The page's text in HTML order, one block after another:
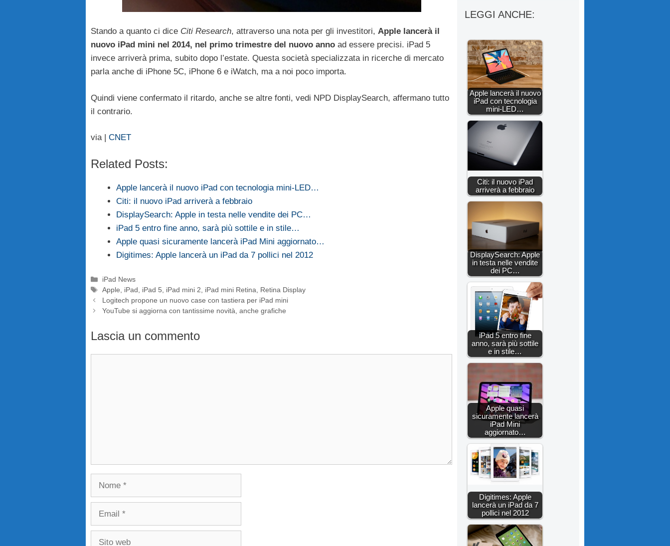
Stando a quanto ci dice Citi Research, attraverso una nota per gli investitori, Apple lancerà il
nuovo iPad mini nel 2014, nel primo trimestre del nuovo anno ad essere precisi. iPad 5
invece arriverà prima, subito dopo l’estate. Questa società specializzata in ricerche di mercato
parla anche di iPhone 5C, iPhone 6 e iWatch, ma a noi poco importa.
Quindi viene confermato il ritardo, anche se altre fonti, vedi NPD DisplaySearch, affermano tutto
il contrario.
via | CNET
Related Posts:
Apple lancerà il nuovo iPad con tecnologia mini-LED…
Citi: il nuovo iPad arriverà a febbraio
DisplaySearch: Apple in testa nelle vendite dei PC…
iPad 5 entro fine anno, sarà più sottile e in stile…
Apple quasi sicuramente lancerà iPad Mini aggiornato…
Digitimes: Apple lancerà un iPad da 7 pollici nel 2012
Categorie
iPad News
Tag
Apple, iPad, iPad 5, iPad mini 2, iPad mini Retina, Retina Display
Logitech propone un nuovo case con tastiera per iPad mini
YouTube si aggiorna con tantissime novità, anche grafiche
Lascia un commento
Nome
Email
Sito
LEGGI ANCHE:
Apple lancerà il nuovo
iPad con tecnologia
mini-LED…
Citi: il nuovo iPad
arriverà a febbraio
DisplaySearch: Apple
in testa nelle vendite
dei PC…
iPad 5 entro fine
anno, sarà più sottile
e in stile…
Apple quasi
sicuramente lancerà
iPad Mini
aggiornato…
Digitimes: Apple
lancerà un iPad da 7
pollici nel 2012